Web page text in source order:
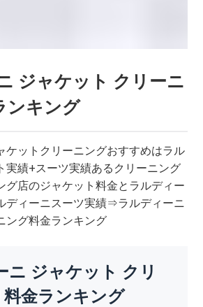
ジャケット クリーニ
ンキング
ケットクリーニングおすすめはラル
実績+スーツ実績あるクリーニング
店のジャケット料金とラルディー
ディーニスーツ実績⇒ラルディーニ
ング料金ランキング
ニ ジャケット クリ
料金ランキング